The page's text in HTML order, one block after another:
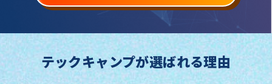
テックキャンプが選ばれる理由